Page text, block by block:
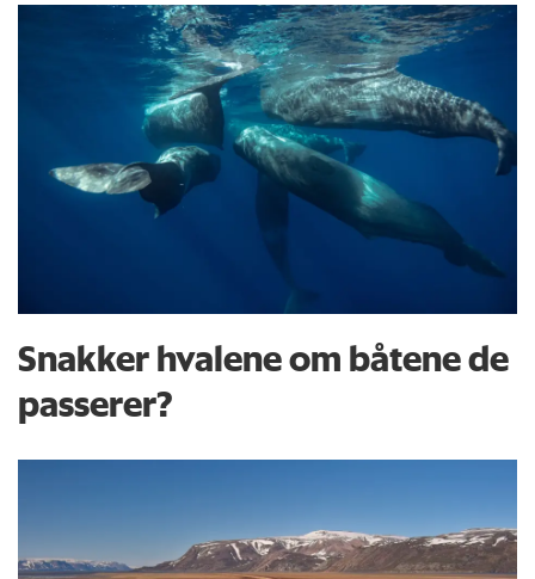
Snakker hvalene om båtene de
passerer?